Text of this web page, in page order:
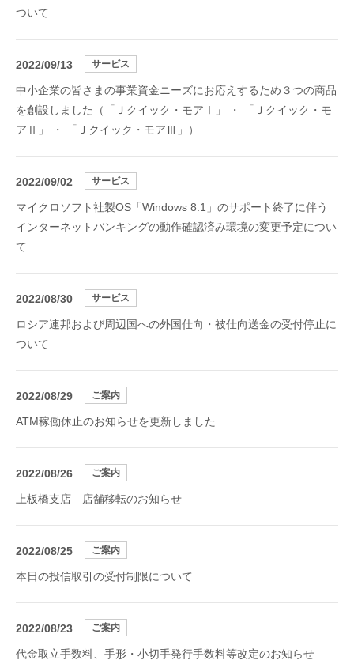
ついて
2022/09/13 サービス
中小企業の皆さまの事業資金ニーズにお応えするため３つの商品
を創設しました（「Ｊクイック・モアⅠ」 ・ 「Ｊクイック・モ
アⅡ」 ・ 「Ｊクイック・モアⅢ」）
2022/09/02 サービス
マイクロソフト社製OS「Windows 8.1」のサポート終了に伴う
インターネットバンキングの動作確認済み環境の変更予定につい
て
2022/08/30 サービス
ロシア連邦および周辺国への外国仕向・被仕向送金の受付停止に
ついて
2022/08/29 ご案内
ATM稼働休止のお知らせを更新しました
2022/08/26 ご案内
上板橋支店 店舗移転のお知らせ
2022/08/25 ご案内
本日の投信取引の受付制限について
2022/08/23 ご案内
代金取立手数料、手形・小切手発行手数料等改定のお知らせ